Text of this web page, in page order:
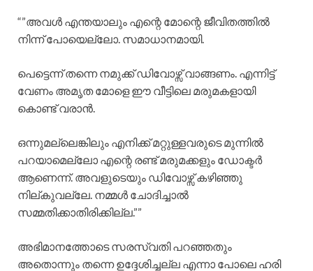
“”അവൾ എന്തയാലും എന്റെ മോന്റെ ജീവിതത്തിൽ
നിന്ന് പോയെല്ലോ. സമാധാനമായി.
പെട്ടെന്ന് തന്നെ നമുക്ക് ഡിവോഴ്സ് വാങ്ങണം. എന്നിട്ട്
വേണം അമൃത മോളെ ഈ വീട്ടിലെ മരുമകളായി
കൊണ്ട് വരാൻ.
ഒന്നുമല്ലെങ്കിലും എനിക്ക് മറ്റുള്ളവരുടെ മുന്നിൽ
പറയാമെല്ലോ എന്റെ രണ്ട് മരുമക്കളും ഡോക്ടർ
ആണെന്ന്. അവളുടെയും ഡിവോഴ്സ് കഴിഞ്ഞു
നില്കുവല്ലേ. നമ്മൾ ചോദിച്ചാൽ
സമ്മതിക്കാതിരിക്കില്ല.””
അഭിമാനത്തോടെ സരസ്വതി പറഞ്ഞതും
അതൊന്നും തന്നെ ഉദ്ദേശിച്ചല്ല എന്നാ പോലെ ഹരി